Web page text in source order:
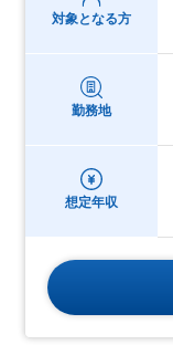
対象となる方
勤務地
想定年収